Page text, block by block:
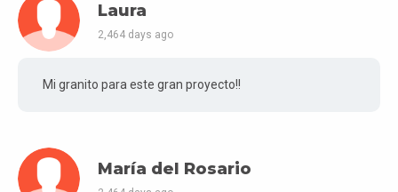
Laura
2,464 days ago
Mi granito para este gran proyecto!!
María del Rosario